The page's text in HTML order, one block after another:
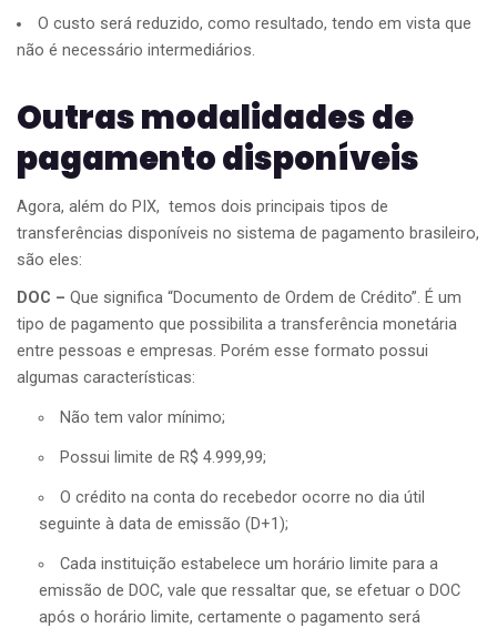
O custo será reduzido, como resultado, tendo em vista que
não é necessário intermediários.
Outras modalidades de
pagamento disponíveis
Agora, além do PIX, temos dois principais tipos de
transferências disponíveis no sistema de pagamento brasileiro,
são eles:
DOC – Que significa “Documento de Ordem de Crédito”. É um
tipo de pagamento que possibilita a transferência monetária
entre pessoas e empresas. Porém esse formato possui
algumas características:
Não tem valor mínimo;
Possui limite de R$ 4.999,99;
O crédito na conta do recebedor ocorre no dia útil
seguinte à data de emissão (D+1);
Cada instituição estabelece um horário limite para a
emissão de DOC, vale que ressaltar que, se efetuar o DOC
após o horário limite, certamente o pagamento será